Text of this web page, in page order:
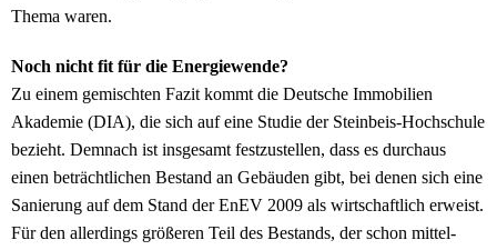
Thema waren.
Noch nicht fit für die Energiewende?
Zu einem gemischten Fazit kommt die Deutsche Immobilien
Akademie (DIA), die sich auf eine Studie der Steinbeis-Hochschule
bezieht. Demnach ist insgesamt festzustellen, dass es durchaus
einen beträchtlichen Bestand an Gebäuden gibt, bei denen sich eine
Sanierung auf dem Stand der EnEV 2009 als wirtschaftlich erweist.
Für den allerdings größeren Teil des Bestands, der schon mittel-